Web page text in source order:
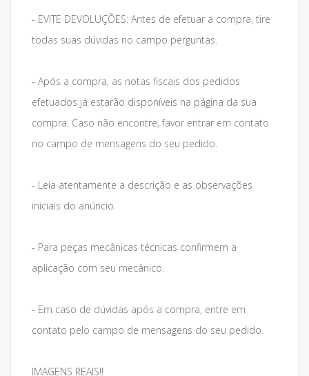
- EVITE DEVOLUÇÕES: Antes de efetuar a compra, tire
todas suas dúvidas no campo perguntas.
- Após a compra, as notas fiscais dos pedidos
efetuados já estarão disponíveis na página da sua
compra. Caso não encontre, favor entrar em contato
no campo de mensagens do seu pedido.
- Leia atentamente a descrição e as observações
iniciais do anúncio.
- Para peças mecânicas técnicas confirmem a
aplicação com seu mecânico.
- Em caso de dúvidas após a compra, entre em
contato pelo campo de mensagens do seu pedido.
IMAGENS REAIS!!